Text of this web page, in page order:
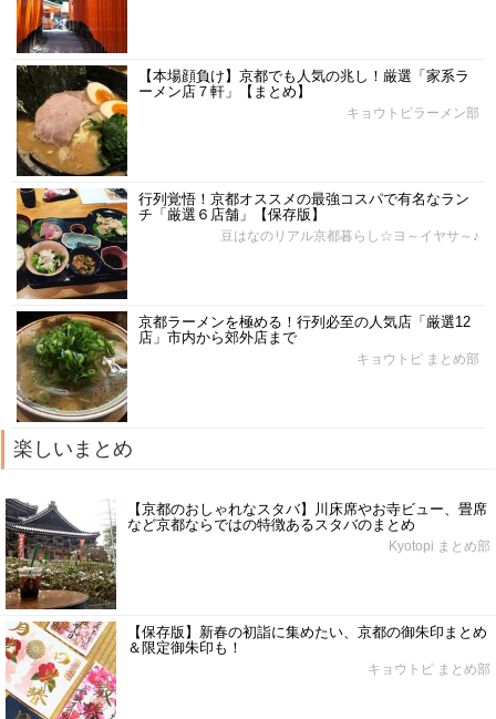
【本場顔負け】京都でも人気の兆し！厳選「家系ラ
ーメン店７軒」【まとめ】
キョウトピラーメン部
行列覚悟！京都オススメの最強コスパで有名なラン
チ「厳選６店舗」【保存版】
豆はなのリアル京都暮らし☆ヨ～イヤサ～♪
京都ラーメンを極める！行列必至の人気店「厳選12
店」市内から郊外店まで
キョウトピ まとめ部
楽しいまとめ
【京都のおしゃれなスタバ】川床席やお寺ビュー、畳席
など京都ならではの特徴あるスタバのまとめ
Kyotopi まとめ部
【保存版】新春の初詣に集めたい、京都の御朱印まとめ
＆限定御朱印も！
キョウトピ まとめ部